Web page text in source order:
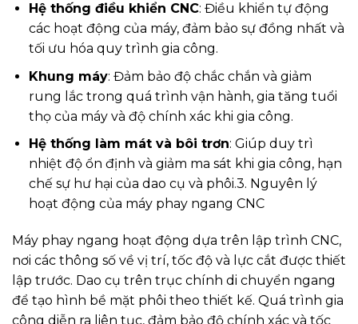
Hệ thống điều khiển CNC: Điều khiển tự động
các hoạt động của máy, đảm bảo sự đồng nhất và
tối ưu hóa quy trình gia công.
Khung máy: Đảm bảo độ chắc chắn và giảm
rung lắc trong quá trình vận hành, gia tăng tuổi
thọ của máy và độ chính xác khi gia công.
Hệ thống làm mát và bôi trơn: Giúp duy trì
nhiệt độ ổn định và giảm ma sát khi gia công, hạn
chế sự hư hại của dao cụ và phôi.3. Nguyên lý
hoạt động của máy phay ngang CNC
Máy phay ngang hoạt động dựa trên lập trình CNC,
nơi các thông số về vị trí, tốc độ và lực cắt được thiết
lập trước. Dao cụ trên trục chính di chuyển ngang
để tạo hình bề mặt phôi theo thiết kế. Quá trình gia
công diễn ra liên tục, đảm bảo độ chính xác và tốc